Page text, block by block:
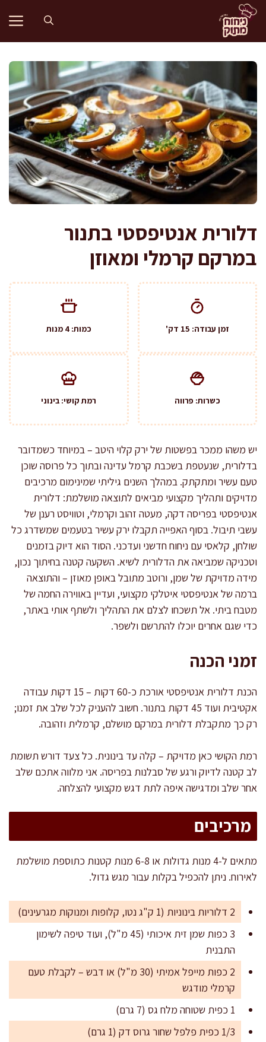
לדלג
לתוכן
דלורית אנטיפסטי בתנור
במרקם קרמלי ומאוזן
זמן עבודה: 15 דק' כמות: 4 מנות
כשרות: פרווה רמת קושי: בינוני
יש משהו ממכר בפשטות של ירק קלוי היטב – במיוחד כשמדובר
בדלורית, שנעטפת בשכבת קרמל עדינה ובתוך כל פרוסה שוכן
טעם עשיר ומתקתק. במהלך השנים גיליתי שמינימום מרכיבים
מדויקים ותהליך מקצועי מביאים לתוצאה מושלמת: דלורית
אנטיפסטי בפריסה דקה, מעטה זהוב וקרמלי, וטוויסט רענן של
עשבי תיבול. בסוף האפייה תקבלו ירק עשיר בטעמים שמשדרג כל
שולחן, קלאסי עם ניחוח חדשני ועדכני. הסוד הוא דיוק בזמנים
וטכניקה שמביאה את הדלורית לשיא. השקעה קטנה בחיתוך נכון,
מידה מדויקת של שמן, ורוטב מתובל באופן מאוזן – והתוצאה
ברמה של אנטיפסטי איטלקי מקצועי, ועדיין באווירה החמה של
מטבח ביתי. אל תשכחו לצלם את התהליך ולשתף אותי באתר,
כדי שגם אחרים יוכלו להתרשם ולשפר.
זמני הכנה
הכנת דלורית אנטיפסטי אורכת כ-60 דקות – 15 דקות עבודה
אקטיבית ועוד 45 דקות בתנור. חשוב להעניק לכל שלב את זמנו;
רק כך מתקבלת דלורית במרקם מושלם, קרמלית וזהובה.
רמת הקושי כאן מדויקת – קלה עד בינונית. כל צעד דורש תשומת
לב קטנה לדיוק ורגע של סבלנות בפריסה. אני מלווה אתכם שלב
אחר שלב ומדגישה איפה לתת דגש מקצועי להצלחה.
מרכיבים
מתאים ל-4 מנות גדולות או 6-8 מנות קטנות כתוספת מושלמת
לאירוח. ניתן להכפיל בקלות עבור מגש גדול.
2 דלוריות בינוניות (1 ק"ג נטו, קלופות ומנוקות מגרעינים)
3 כפות שמן זית איכותי (45 מ"ל), ועוד טיפה לשימון
התבנית
2 כפות מייפל אמיתי (30 מ"ל) או דבש – לקבלת טעם
קרמלי מודגש
1 כפית שטוחה מלח גס (7 גרם)
1/3 כפית פלפל שחור גרוס דק (1 גרם)